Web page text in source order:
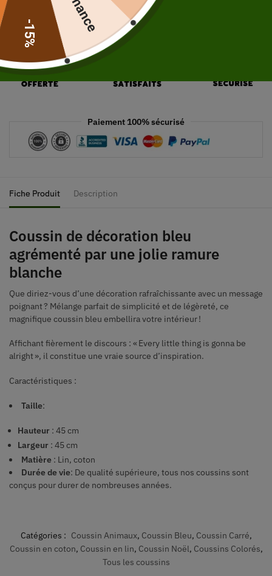
Paiement 100% sécurisé
Fiche Produit Description
Coussin de décoration bleu
agrémenté par une jolie ramure
blanche
Que diriez-vous d’une décoration rafraîchissante avec un message
poignant ? Mélange parfait de simplicité et de légèreté, ce
magnifique coussin bleu embellira votre intérieur !
Affichant fièrement le discours : « Every little thing is gonna be
alright », il constitue une vraie source d’inspiration.
Caractéristiques :
Taille:
Hauteur : 45 cm
Largeur : 45 cm
Matière : Lin, coton
Durée de vie: De qualité supérieure, tous nos coussins sont
conçus pour durer de nombreuses années.
Catégories : Coussin Animaux, Coussin Bleu, Coussin Carré,
Coussin en coton, Coussin en lin, Coussin Noël, Coussins Colorés,
Tous les coussins
-15%